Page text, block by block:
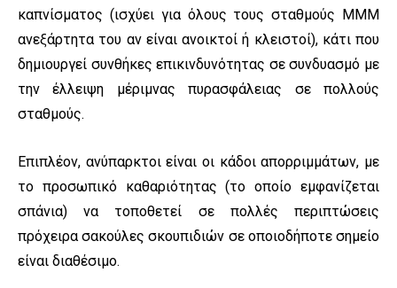
καπνίσματος (ισχύει για όλους τους σταθμούς ΜΜΜ
ανεξάρτητα του αν είναι ανοικτοί ή κλειστοί), κάτι που
δημιουργεί συνθήκες επικινδυνότητας σε συνδυασμό με
την έλλειψη μέριμνας πυρασφάλειας σε πολλούς
σταθμούς.
Επιπλέον, ανύπαρκτοι είναι οι κάδοι απορριμμάτων, με
το προσωπικό καθαριότητας (το οποίο εμφανίζεται
σπάνια) να τοποθετεί σε πολλές περιπτώσεις
πρόχειρα σακούλες σκουπιδιών σε οποιοδήποτε σημείο
είναι διαθέσιμο.